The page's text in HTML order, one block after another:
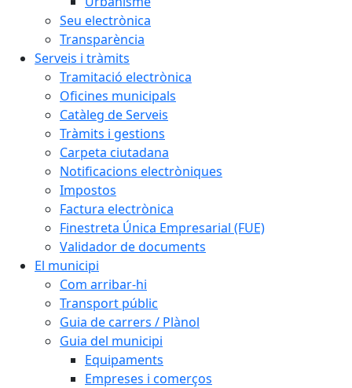
Seu electrònica
Transparència
Serveis i tràmits
Tramitació electrònica
Oficines municipals
Catàleg de Serveis
Tràmits i gestions
Carpeta ciutadana
Notificacions electròniques
Impostos
Factura electrònica
Finestreta Única Empresarial (FUE)
Validador de documents
El municipi
Com arribar-hi
Transport públic
Guia de carrers / Plànol
Guia del municipi
Equipaments
Empreses i comerços